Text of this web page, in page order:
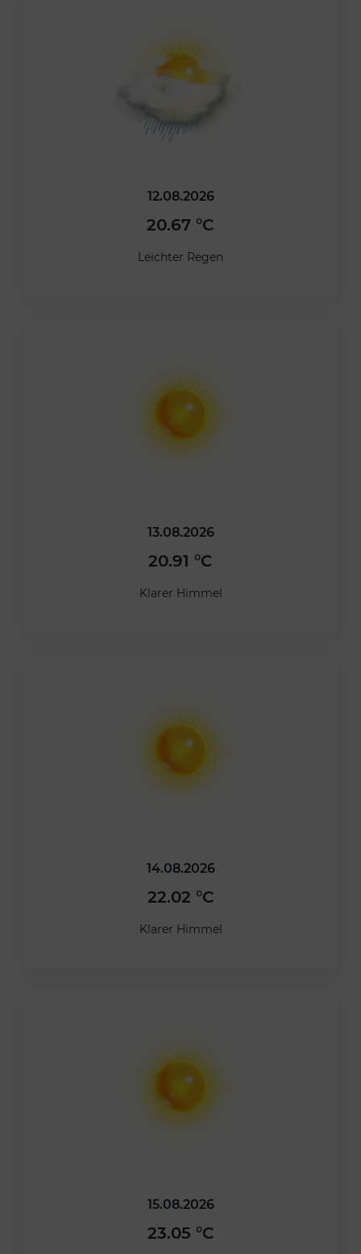
12.08.2026
20.67 °C
Leichter Regen
13.08.2026
20.91 °C
Klarer Himmel
14.08.2026
22.02 °C
Klarer Himmel
15.08.2026
23.05 °C